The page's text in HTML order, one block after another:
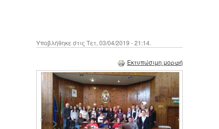
Υποβλήθηκε στις Τετ, 03/04/2019 - 21:14.
Εκτυπώσιμη μορφή